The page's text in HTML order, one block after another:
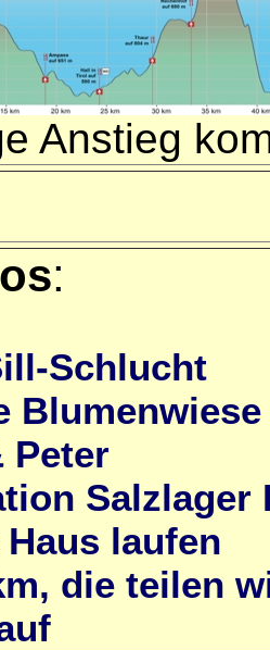
Anstieg
:
Schlucht
Blumenwiese
Peter
Salzlager
laufen
die teilen